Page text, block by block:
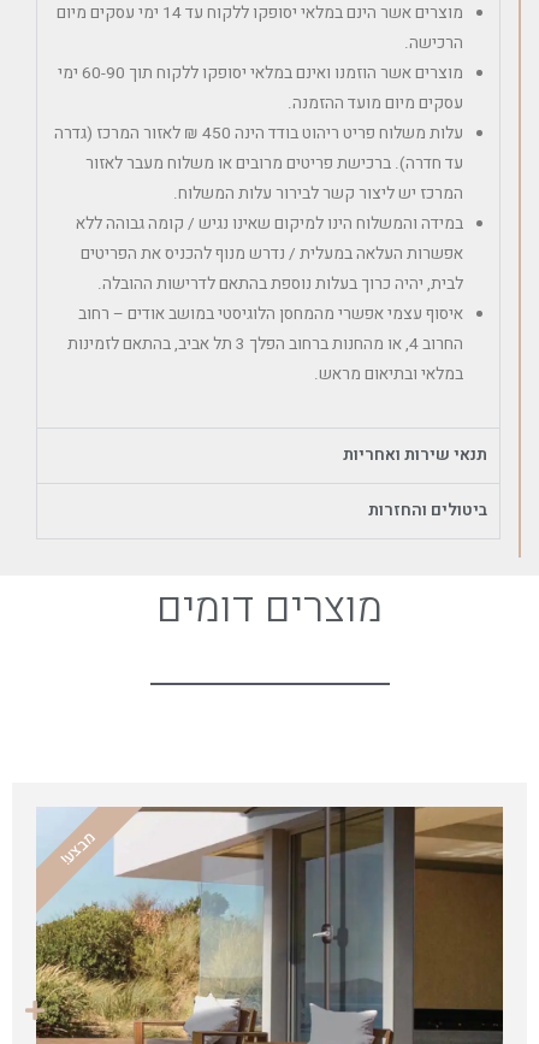
מוצרים אשר הינם במלאי יסופקו ללקוח עד 14 ימי עסקים מיום
הרכישה.
מוצרים אשר הוזמנו ואינם במלאי יסופקו ללקוח תוך 60-90 ימי
עסקים מיום מועד ההזמנה.
עלות משלוח פריט ריהוט בודד הינה 450 ₪ לאזור המרכז (גדרה
עד חדרה). ברכישת פריטים מרובים או משלוח מעבר לאזור
המרכז יש ליצור קשר לבירור עלות המשלוח.
במידה והמשלוח הינו למיקום שאינו נגיש / קומה גבוהה ללא
אפשרות העלאה במעלית / נדרש מנוף להכניס את הפריטים
לבית, יהיה כרוך בעלות נוספת בהתאם לדרישות ההובלה.
איסוף עצמי אפשרי מהמחסן הלוגיסטי במושב אודים – רחוב
החרוב 4, או מהחנות ברחוב הפלך 3 תל אביב, בהתאם לזמינות
במלאי ובתיאום מראש.
תנאי שירות ואחריות
ביטולים והחזרות
מוצרים דומים
מבצע!